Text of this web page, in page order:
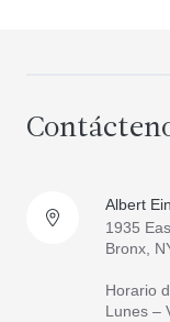
Albert
1935
Bronx,
Horario
Lunes –